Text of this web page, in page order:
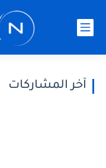
آخر المشاركات